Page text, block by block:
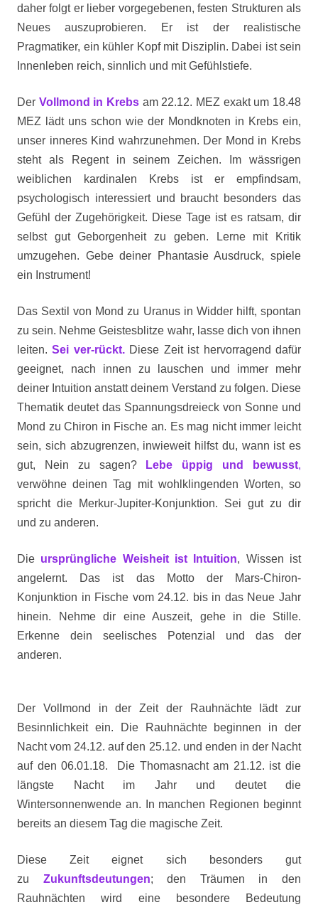
daher folgt er lieber vorgegebenen, festen Strukturen als
Neues auszuprobieren. Er ist der realistische
Pragmatiker, ein kühler Kopf mit Disziplin. Dabei ist sein
Innenleben reich, sinnlich und mit Gefühlstiefe.
Der Vollmond in Krebs am 22.12. MEZ exakt um 18.48
MEZ lädt uns schon wie der Mondknoten in Krebs ein,
unser inneres Kind wahrzunehmen. Der Mond in Krebs
steht als Regent in seinem Zeichen. Im wässrigen
weiblichen kardinalen Krebs ist er empfindsam,
psychologisch interessiert und braucht besonders das
Gefühl der Zugehörigkeit. Diese Tage ist es ratsam, dir
selbst gut Geborgenheit zu geben. Lerne mit Kritik
umzugehen. Gebe deiner Phantasie Ausdruck, spiele
ein Instrument!
Das Sextil von Mond zu Uranus in Widder hilft, spontan
zu sein. Nehme Geistesblitze wahr, lasse dich von ihnen
leiten.Sei ver-rückt. Diese Zeit ist hervorragend dafür
geeignet, nach innen zu lauschen und immer mehr
deiner Intuition anstatt deinem Verstand zu folgen. Diese
Thematik deutet das Spannungsdreieck von Sonne und
Mond zu Chiron in Fische an. Es mag nicht immer leicht
sein, sich abzugrenzen, inwieweit hilfst du, wann ist es
gut, Nein zu sagen?
Lebe üppig und bewusst,
verwöhne deinen Tag mit wohlklingenden Worten, so
spricht die Merkur-Jupiter-Konjunktion. Sei gut zu dir
und zu anderen.
Die ursprüngliche Weisheit ist Intuition, Wissen ist
angelernt. Das ist das Motto der Mars-Chiron-
Konjunktion in Fische vom 24.12. bis in das Neue Jahr
hinein. Nehme dir eine Auszeit, gehe in die Stille.
Erkenne dein seelisches Potenzial und das der
anderen.
Der Vollmond in der Zeit der Rauhnächte lädt zur
Besinnlichkeit ein. Die Rauhnächte beginnen in der
Nacht vom 24.12. auf den 25.12. und enden in der Nacht
auf den 06.01.18. Die Thomasnacht am 21.12. ist die
längste Nacht im Jahr und deutet die
Wintersonnenwende an. In manchen Regionen beginnt
bereits an diesem Tag die magische Zeit.
Diese Zeit eignet sich besonders gut
zu Zukunftsdeutungen;
den Träumen in den
Rauhnächten wird eine besondere Bedeutung